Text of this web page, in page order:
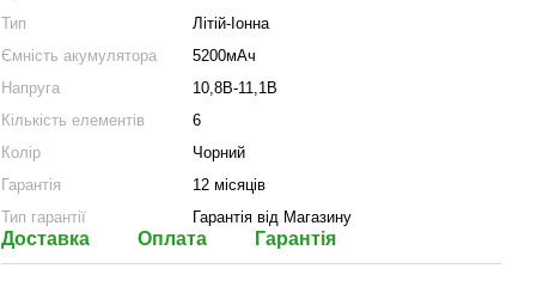
Тип
Літій-Іонна
Ємність акумулятора
5200мАч
Напруга
10,8В-11,1В
Кількість елементів
6
Колір
Чорний
Гарантія
12 місяців
Тип гарантії
Гарантія від Магазину
Доставка Оплата Гарантія